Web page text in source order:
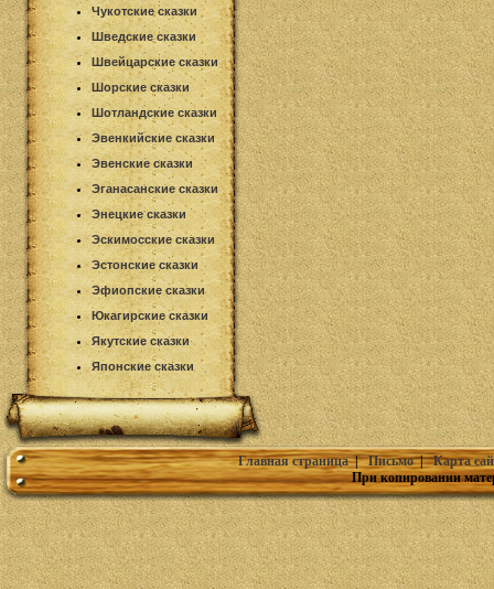
Чукотские сказки
Шведские сказки
Швейцарские сказки
Шорские сказки
Шотландские сказки
Эвенкийские сказки
Эвенские сказки
Эганасанские сказки
Энецкие сказки
Эскимосские сказки
Эстонские сказки
Эфиопские сказки
Юкагирские сказки
Якутские сказки
Японские сказки
Главная страница|Письмо|Карта
При копировании